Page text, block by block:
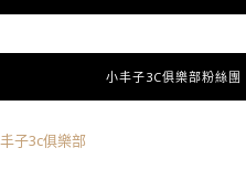
小丰子3C俱樂部粉絲團
子3c俱樂部